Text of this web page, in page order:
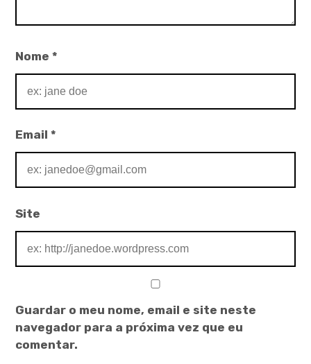
Nome*
Email*
Site
Guardar o meu nome, email e site neste
navegador para a próxima vez que eu
comentar.